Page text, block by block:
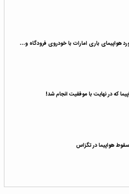
که در نهایت با موفقیت انجام شد!